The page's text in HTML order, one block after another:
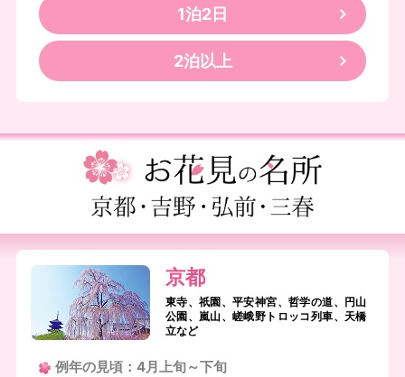
1泊2日
2泊以上
京都
東寺、祇園、平安神宮、哲学の道、円山
公園、嵐山、嵯峨野トロッコ列車、天橋
立など
例年の見頃：4月上旬～下旬